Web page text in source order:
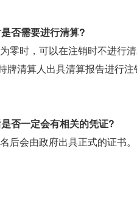
否需要进行清算?
零时，可以在注销时不进行
牌清算人出具清算报告进行注
否一定会有相关的凭证?
后会由政府出具正式的证书。